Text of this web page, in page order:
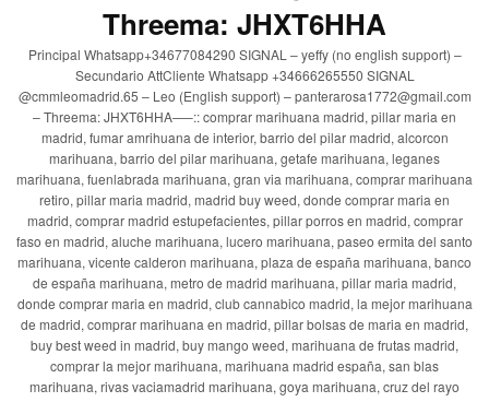
Threema: JHXT6HHA
Principal Whatsapp+34677084290 SIGNAL – yeffy (no english support) –
Secundario AttCliente Whatsapp +34666265550 SIGNAL
@cmmleomadrid.65 – Leo (English support) – panterarosa1772@gmail.com
– Threema: JHXT6HHA—–:: comprar marihuana madrid, pillar maria en
madrid, fumar amrihuana de interior, barrio del pilar madrid, alcorcon
marihuana, barrio del pilar marihuana, getafe marihuana, leganes
marihuana, fuenlabrada marihuana, gran via marihuana, comprar marihuana
retiro, pillar maria madrid, madrid buy weed, donde comprar maria en
madrid, comprar madrid estupefacientes, pillar porros en madrid, comprar
faso en madrid, aluche marihuana, lucero marihuana, paseo ermita del santo
marihuana, vicente calderon marihuana, plaza de españa marihuana, banco
de españa marihuana, metro de madrid marihuana, pillar maria madrid,
donde comprar maria en madrid, club cannabico madrid, la mejor marihuana
de madrid, comprar marihuana en madrid, pillar bolsas de maria en madrid,
buy best weed in madrid, buy mango weed, marihuana de frutas madrid,
comprar la mejor marihuana, marihuana madrid españa, san blas
marihuana, rivas vaciamadrid marihuana, goya marihuana, cruz del rayo